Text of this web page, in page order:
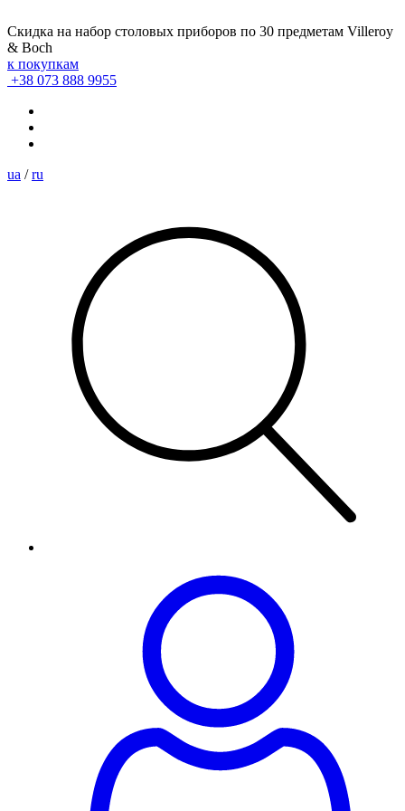
Скидка на набор столовых приборов по 30 предметам Villeroy
& Boch
к покупкам
+38 073 888 9955
ua / ru